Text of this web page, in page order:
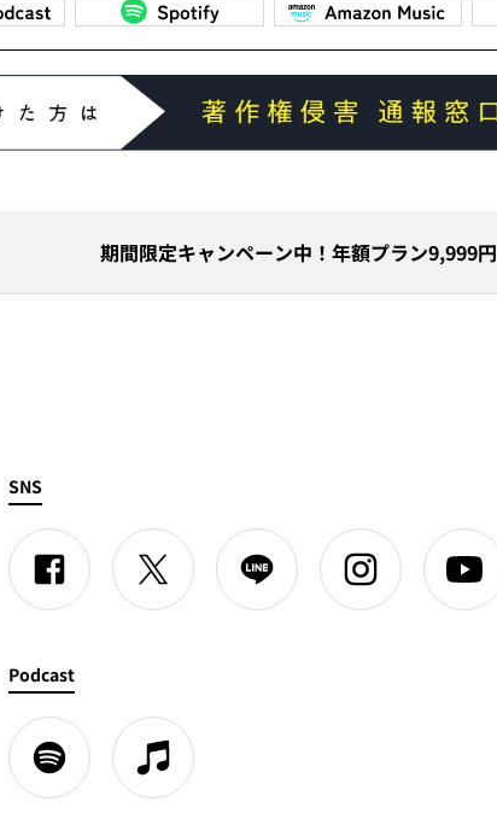
期間限定キャンペーン中！年額プラン9,999円
SNS
Podcast